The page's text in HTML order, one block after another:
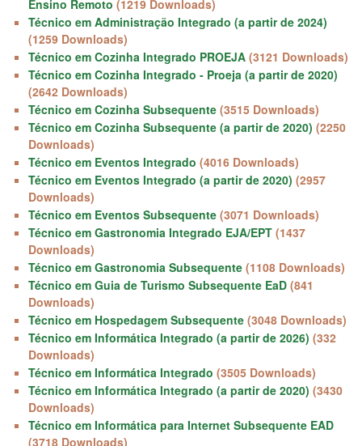
Ensino Remoto (1219 Downloads)
Técnico em Administração Integrado (a partir de 2024)
(1259 Downloads)
Técnico em Cozinha Integrado PROEJA (3121 Downloads)
Técnico em Cozinha Integrado - Proeja (a partir de 2020)
(2642 Downloads)
Técnico em Cozinha Subsequente (3515 Downloads)
Técnico em Cozinha Subsequente (a partir de 2020) (2250
Downloads)
Técnico em Eventos Integrado (4016 Downloads)
Técnico em Eventos Integrado (a partir de 2020) (2957
Downloads)
Técnico em Eventos Subsequente (3071 Downloads)
Técnico em Gastronomia Integrado EJA/EPT (1437
Downloads)
Técnico em Gastronomia Subsequente (1108 Downloads)
Técnico em Guia de Turismo Subsequente EaD (841
Downloads)
Técnico em Hospedagem Subsequente (3048 Downloads)
Técnico em Informática Integrado (a partir de 2026) (332
Downloads)
Técnico em Informática Integrado (3505 Downloads)
Técnico em Informática Integrado (a partir de 2020) (3430
Downloads)
Técnico em Informática para Internet Subsequente EAD
(3718 Downloads)